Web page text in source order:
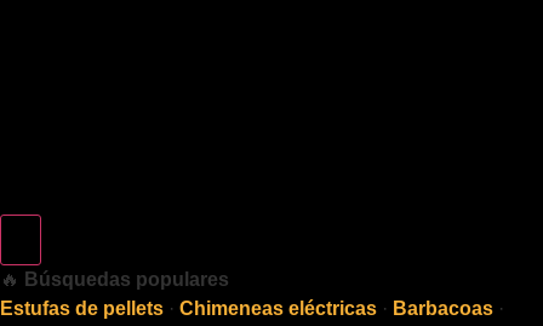
🔥 Búsquedas populares
Estufas de pellets · Chimeneas eléctricas · Barbacoas ·